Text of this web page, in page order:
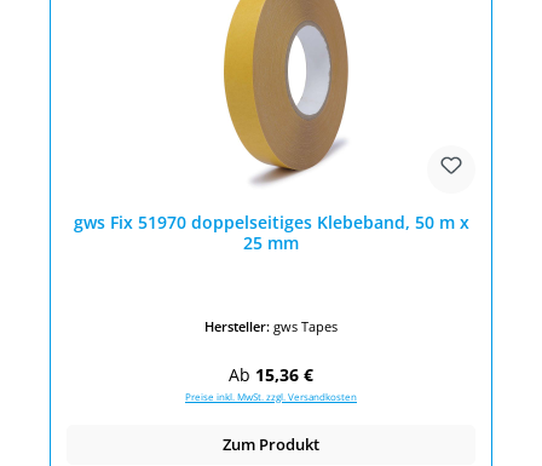
gws Fix 51970 doppelseitiges Klebeband, 50 m x
25 mm
Hersteller: gws Tapes
Regulärer Preis:
Ab 15,36 €
Preise inkl. MwSt. zzgl. Versandkosten
Zum Produkt